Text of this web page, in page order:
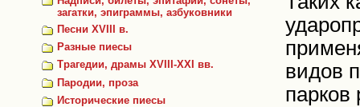
загатки, эпиграммы, азбуковники
Песни XVIII в.
Разные пиесы
Трагедии, драмы XVIII-XXI вв.
Пародии, проза
Исторические пиесы
видов
парков